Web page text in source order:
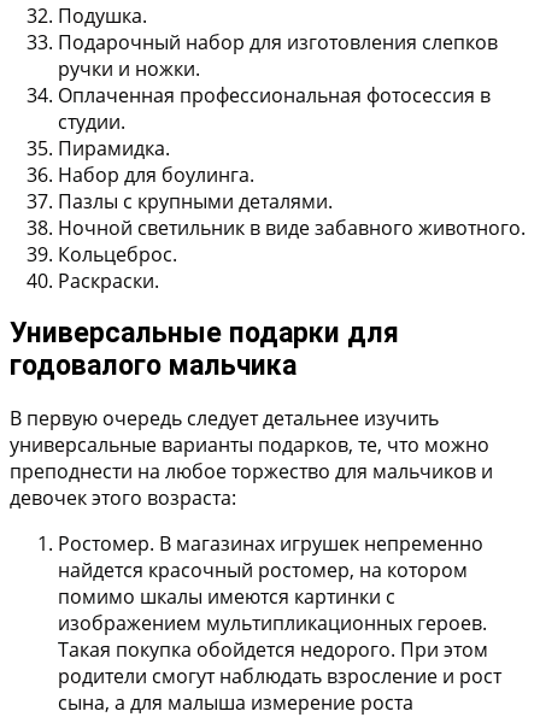
Подушка.
Подарочный набор для изготовления слепков
ручки и ножки.
Оплаченная профессиональная фотосессия в
студии.
Пирамидка.
Набор для боулинга.
Пазлы с крупными деталями.
Ночной светильник в виде забавного животного.
Кольцеброс.
Раскраски.
Универсальные подарки для
годовалого мальчика
В первую очередь следует детальнее изучить
универсальные варианты подарков, те, что можно
преподнести на любое торжество для мальчиков и
девочек этого возраста:
Ростомер. В магазинах игрушек непременно
найдется красочный ростомер, на котором
помимо шкалы имеются картинки с
изображением мультипликационных героев.
Такая покупка обойдется недорого. При этом
родители смогут наблюдать взросление и рост
сына, а для малыша измерение роста